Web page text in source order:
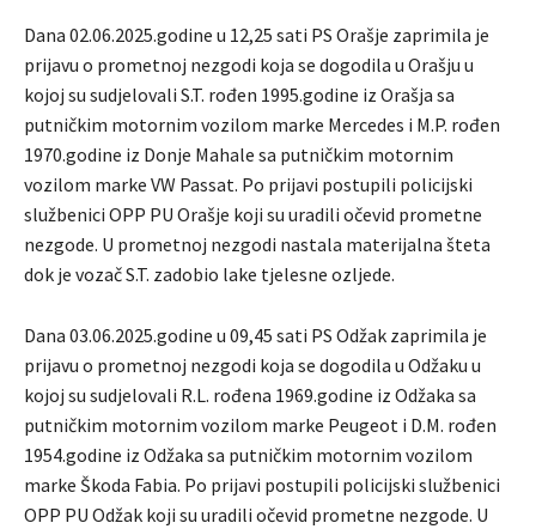
Dana 02.06.2025.godine u 12,25 sati PS Orašje zaprimila je
prijavu o prometnoj nezgodi koja se dogodila u Orašju u
kojoj su sudjelovali S.T. rođen 1995.godine iz Orašja sa
putničkim motornim vozilom marke Mercedes i M.P. rođen
1970.godine iz Donje Mahale sa putničkim motornim
vozilom marke VW Passat. Po prijavi postupili policijski
službenici OPP PU Orašje koji su uradili očevid prometne
nezgode. U prometnoj nezgodi nastala materijalna šteta
dok je vozač S.T. zadobio lake tjelesne ozljede.
Dana 03.06.2025.godine u 09,45 sati PS Odžak zaprimila je
prijavu o prometnoj nezgodi koja se dogodila u Odžaku u
kojoj su sudjelovali R.L. rođena 1969.godine iz Odžaka sa
putničkim motornim vozilom marke Peugeot i D.M. rođen
1954.godine iz Odžaka sa putničkim motornim vozilom
marke Škoda Fabia. Po prijavi postupili policijski službenici
OPP PU Odžak koji su uradili očevid prometne nezgode. U